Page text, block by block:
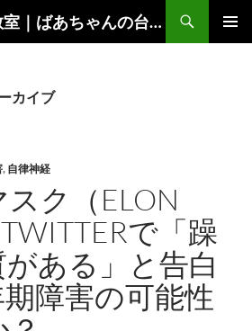
ばあちゃんの料理教室｜ばあちゃんの台所から学ぶ、食と健康の知恵
カイブ
, 自律神経
ク（ELON
で「躁
ある」と告白
期障害の可能性